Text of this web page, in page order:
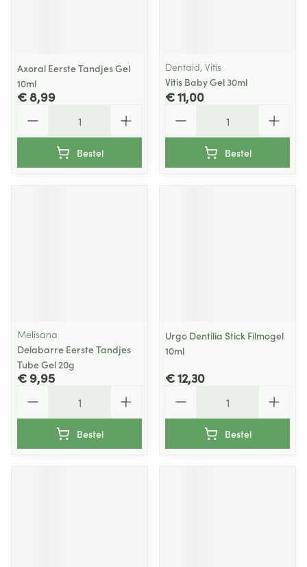
Axoral Eerste Tandjes Gel
10ml
€ 8,99
Bestel
Dentaid, Vitis
Vitis Baby Gel 30ml
€ 11,00
Bestel
Melisana
Delabarre Eerste Tandjes
Tube Gel 20g
€ 9,95
Bestel
Urgo Dentilia Stick Filmogel
10ml
€ 12,30
Bestel